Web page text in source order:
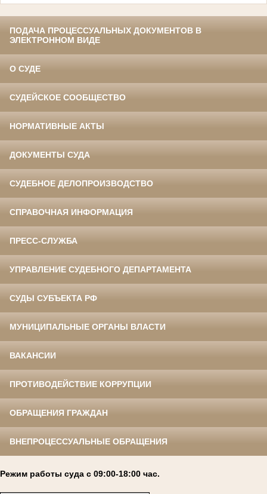
ПОДАЧА ПРОЦЕССУАЛЬНЫХ ДОКУМЕНТОВ В
ЭЛЕКТРОННОМ ВИДЕ
О СУДЕ
СУДЕЙСКОЕ СООБЩЕСТВО
НОРМАТИВНЫЕ АКТЫ
ДОКУМЕНТЫ СУДА
СУДЕБНОЕ ДЕЛОПРОИЗВОДСТВО
СПРАВОЧНАЯ ИНФОРМАЦИЯ
ПРЕСС-СЛУЖБА
УПРАВЛЕНИЕ СУДЕБНОГО ДЕПАРТАМЕНТА
СУДЫ СУБЪЕКТА РФ
МУНИЦИПАЛЬНЫЕ ОРГАНЫ ВЛАСТИ
ВАКАНСИИ
ПРОТИВОДЕЙСТВИЕ КОРРУПЦИИ
ОБРАЩЕНИЯ ГРАЖДАН
ВНЕПРОЦЕССУАЛЬНЫЕ ОБРАЩЕНИЯ
Режим работы суда с 09:00-18:00 час.